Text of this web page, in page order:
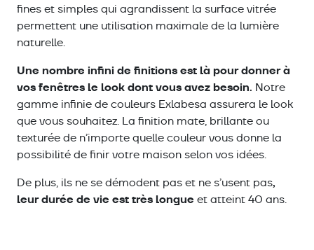
fines et simples qui agrandissent la surface vitrée
permettent une utilisation maximale de la lumière
naturelle.
Une nombre infini de finitions est là pour donner à
vos fenêtres le look dont vous avez besoin. Notre
gamme infinie de couleurs Exlabesa assurera le look
que vous souhaitez. La finition mate, brillante ou
texturée de n’importe quelle couleur vous donne la
possibilité de finir votre maison selon vos idées.
De plus, ils ne se démodent pas et ne s’usent pas,
leur durée de vie est très longue et atteint 40 ans.